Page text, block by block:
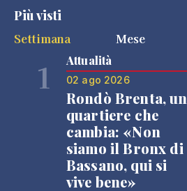
Più visti
Settimana
Mese
1 Attualità
02 ago 2026
Rondò Brenta, un
quartiere che
cambia: «Non
siamo il Bronx di
Bassano, qui si
vive bene»